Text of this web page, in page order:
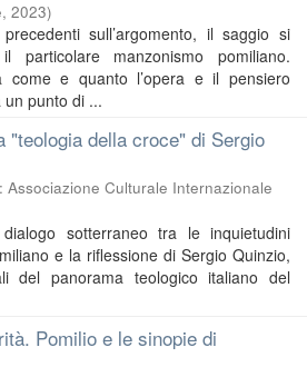
, 2023)
sull’argomento, il saggio si
particolare manzonismo pomiliano.
come e quanto l’opera e il pensiero
punto di ...
"teologia della croce" di Sergio
Associazione Culturale Internazionale
dialogo sotterraneo tra le inquietudini
e la riflessione di Sergio Quinzio,
del panorama teologico italiano del
Pomilio e le sinopie di